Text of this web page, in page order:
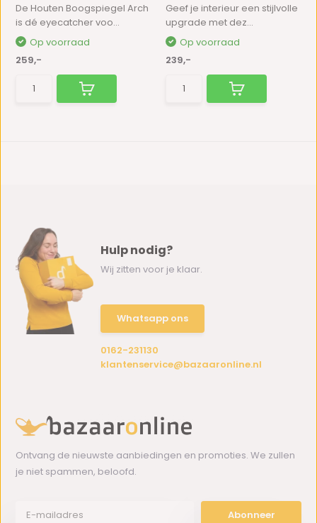
De Houten Boogspiegel Arch
is dé eyecatcher voo...
Op voorraad
259,-
Geef je interieur een stijlvolle
upgrade met dez...
Op voorraad
239,-
Hulp nodig?
Wij zitten voor je klaar.
Whatsapp ons
0162-231130
klantenservice@bazaaronline.nl
Ontvang de nieuwste aanbiedingen en promoties. We zullen
je niet spammen, beloofd.
Abonneer